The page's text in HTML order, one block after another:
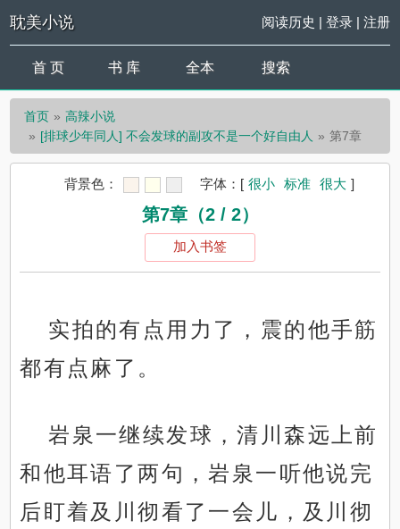
耽美小说 阅读历史 | 登录| 注册
首 页 书 库 全本 搜索
首页
高辣小说
[排球少年同人] 不会发球的副攻不是一个好自由人
第7章
背景色： 字体： [ 很小 标准 很大 ]
第7章（2 / 2）
加入书签
实拍的有点用力了，震的他手筋
都有点麻了。
岩泉一继续发球，清川森远上前
和他耳语了两句，岩泉一听他说完
后盯着及川彻看了一会儿，及川彻